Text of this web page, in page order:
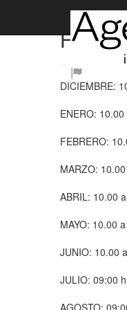
​DICIEMBRE:
ENERO:
FEBRERO:
MARZO:
ABRIL: 10.00
MAYO: 10.00
JUNIO: 10.00
JULIO: 09:00
AGOSTO: